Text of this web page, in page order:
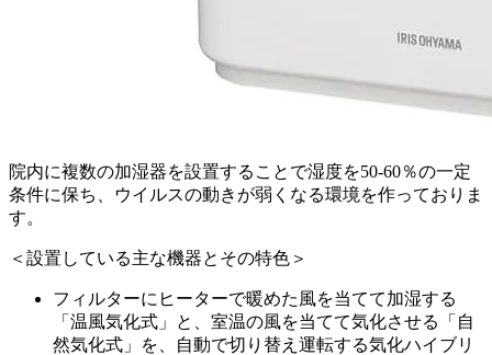
院内に複数の加湿器を設置することで湿度を50-60％の一定
条件に保ち、ウイルスの動きが弱くなる環境を作っておりま
す。
＜設置している主な機器とその特色＞
フィルターにヒーターで暖めた風を当てて加湿する
「温風気化式」と、室温の風を当てて気化させる「自
然気化式」を、自動で切り替え運転する気化ハイブリ